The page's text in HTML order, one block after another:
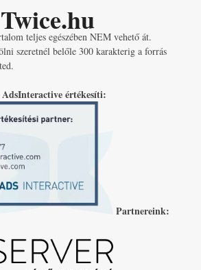
Twice.hu
teljes egészében NEM vehető át.
szeretnél belőle 300 karakterig a forrás
értékesíti:
Partnereink: